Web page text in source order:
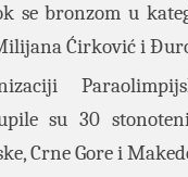
se bronzom u
Ćirković i
su 30
Crne Gore i